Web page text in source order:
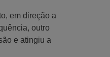
em direção a
outro
e atingiu a